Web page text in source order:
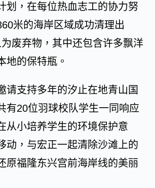
划，在每位热血志工的协力努
米的海岸区域成功清理出
废弃物，其中还包含许多飘洋
地的保特瓶。
请支持多年的汐止在地青山国
有20位羽球校队学生一同响应
从小培养学生的环境保护意
动，与宏正一起清除沙滩上的
原福隆东兴宫前海岸线的美丽